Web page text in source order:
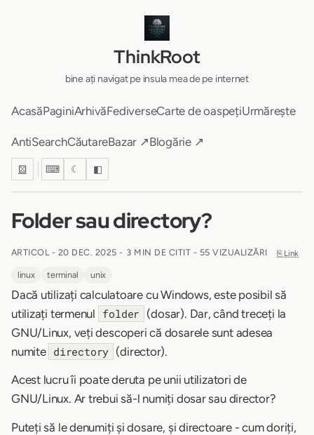
ThinkRoot
bine ați navigat pe insula mea de pe internet
AcasăPaginiArhivăFediverseCarte de oaspețiUrmărește
AntiSearchCăutareBazar ↗Blogărie ↗
⚄ ⌨ ☾ ◧
Folder sau directory?
ARTICOL - 20 DEC. 2025 - 3 MIN DE CITIT - 55 VIZUALIZĂRI ⎘ Link
linux terminal unix
Dacă utilizați calculatoare cu Windows, este posibil să
utilizați termenul
folder
(dosar). Dar, când treceți la
GNU/Linux, veți descoperi că dosarele sunt adesea
numite directory (director).
Acest lucru îi poate deruta pe unii utilizatori de
GNU/Linux. Ar trebui să-l numiți dosar sau director?
Puteți să le denumiți și dosare, și directoare - cum doriți,